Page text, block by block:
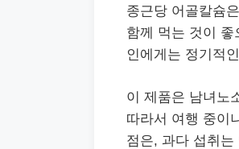
종근당 어골칼슘
함께 먹는 것이
인에게는 정기적
이 제품은 남녀노
따라서 여행 중이
점은, 과다 섭취